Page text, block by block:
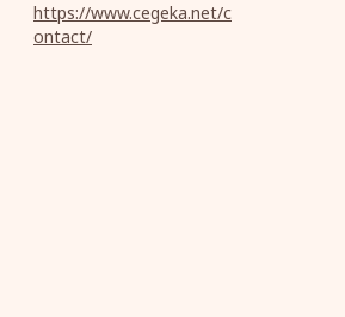
https://www.cegeka.net/c
ontact/